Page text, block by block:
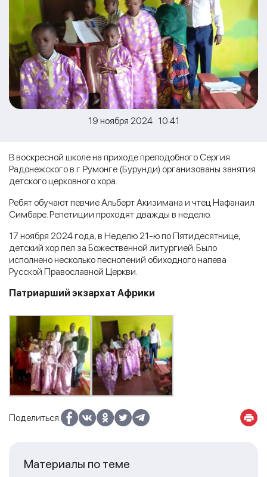
19 ноября 2024 10:41
В воскресной школе на приходе преподобного Сергия
Радонежского в г. Румонге (Бурунди) организованы занятия
детского церковного хора.
Ребят обучают певчие Альберт Акизимана и чтец Нафанаил
Симбаре. Репетиции проходят дважды в неделю.
17 ноября 2024 года, в Неделю 21-ю по Пятидесятнице,
детский хор пел за Божественной литургией. Было
исполнено несколько песнопений обиходного напева
Русской Православной Церкви.
Патриарший экзархат Африки
Поделиться:
Материалы по теме